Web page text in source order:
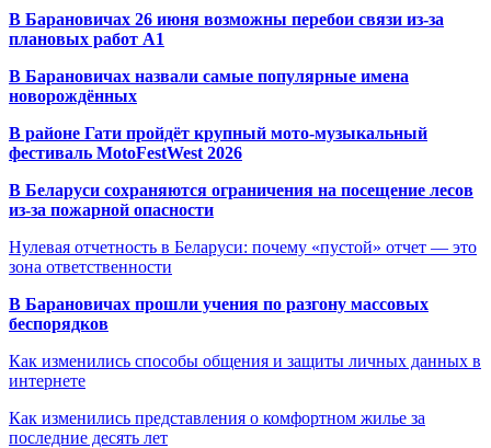
В Барановичах 26 июня возможны перебои связи из-за
плановых работ A1
В Барановичах назвали самые популярные имена
новорождённых
В районе Гати пройдёт крупный мото-музыкальный
фестиваль MotoFestWest 2026
В Беларуси сохраняются ограничения на посещение лесов
из-за пожарной опасности
Нулевая отчетность в Беларуси: почему «пустой» отчет — это
зона ответственности
В Барановичах прошли учения по разгону массовых
беспорядков
Как изменились способы общения и защиты личных данных в
интернете
Как изменились представления о комфортном жилье за
последние десять лет